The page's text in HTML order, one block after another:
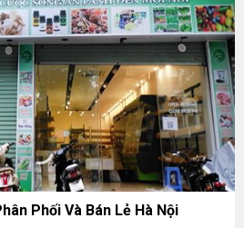
Phối Và Bán Lẻ Hà Nội